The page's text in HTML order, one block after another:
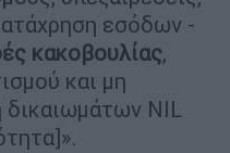
εσόδων -
κακοβουλίας,
και μη
δικαιωμάτων NIL